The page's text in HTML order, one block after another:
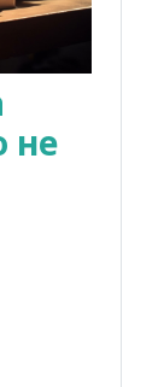
не